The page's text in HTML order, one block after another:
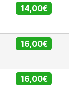
14,00€
16,00€
16,00€